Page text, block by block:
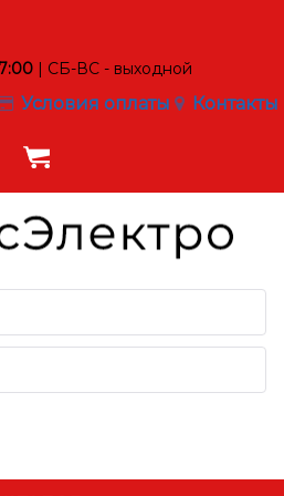
| СБ-ВС - выходной
Условия оплаты Контакты